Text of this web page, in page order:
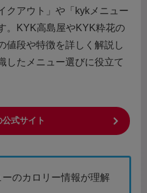
クアウト」や「kykメニュー
。KYK高島屋やKYK粋花の
値段や特徴を詳しく解説し
したメニュー選びに役立て
式サイト
のカロリー情報が理解